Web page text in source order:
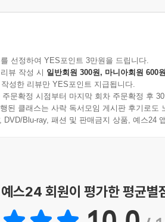
선정하여 YES포인트 3만원을 드립니다.
뷰 작성 시 일반회원 300원, 마니아회원 600원
성한 리뷰만 YES포인트 지급됩니다.
문확정 시점부터 마지막 회차 주문확정 후
된 클래스는 사락 독서모임 게시판 후기로도
DVD/Blu-ray, 패션 및 판매금지 상품, 예스24
스24 회원이 평가한 평균별